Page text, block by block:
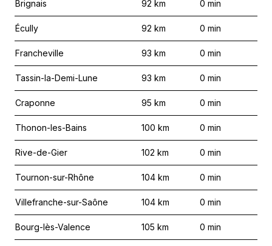
Brignais 92 km 0 min
Écully 92 km 0 min
Francheville 93 km 0 min
Tassin-la-Demi-Lune 93 km 0 min
Craponne 95 km 0 min
Thonon-les-Bains 100 km 0 min
Rive-de-Gier 102 km 0 min
Tournon-sur-Rhône 104 km 0 min
Villefranche-sur-Saône 104 km 0 min
Bourg-lès-Valence 105 km 0 min